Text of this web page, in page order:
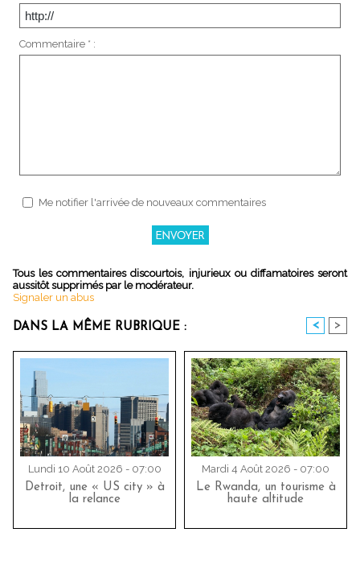
Commentaire * :
Me notifier l'arrivée de nouveaux commentaires
Tous les commentaires discourtois, injurieux ou diffamatoires seront
aussitôt supprimés par le modérateur.
Signaler un abus
DANS LA MÊME RUBRIQUE : < >
Lundi 10 Août 2026 - 07:00
Detroit, une « US city » à
la relance
Mardi 4 Août 2026 - 07:00
Le Rwanda, un tourisme à
haute altitude